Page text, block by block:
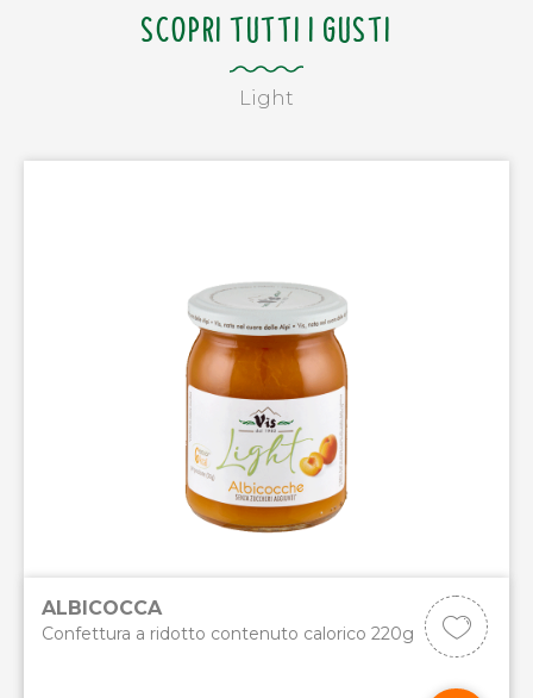
SCOPRI TUTTI I GUSTI
Light
ALBICOCCA
Confettura a ridotto contenuto calorico 220g